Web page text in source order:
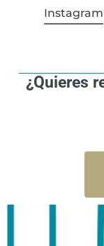
Instagram
¿Quieres